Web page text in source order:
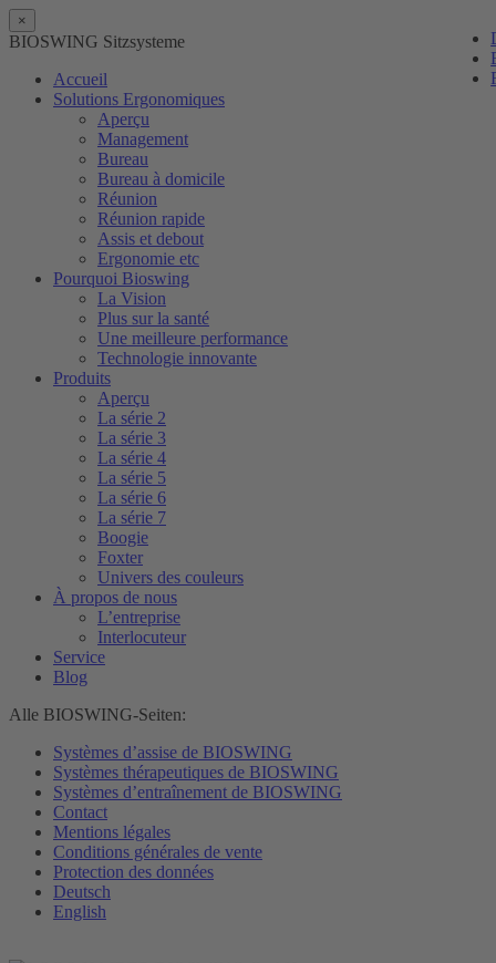
×
BIOSWING Sitzsysteme
Accueil
Solutions Ergonomiques
Aperçu
Management
Bureau
Bureau à domicile
Réunion
Réunion rapide
Assis et debout
Ergonomie etc
Pourquoi Bioswing
La Vision
Plus sur la santé
Une meilleure performance
Technologie innovante
Produits
Aperçu
La série 2
La série 3
La série 4
La série 5
La série 6
La série 7
Boogie
Foxter
Univers des couleurs
À propos de nous
L’entreprise
Interlocuteur
Service
Blog
Alle BIOSWING-Seiten:
Systèmes d’assise de BIOSWING
Systèmes thérapeutiques de BIOSWING
Systèmes d’entraînement de BIOSWING
Contact
Mentions légales
Conditions générales de vente
Protection des données
Deutsch
English